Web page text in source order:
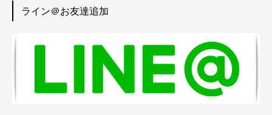
ライン＠お友達追加